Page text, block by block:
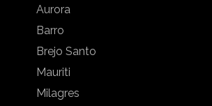
Aurora
Barro
Brejo Santo
Mauriti
Milagres